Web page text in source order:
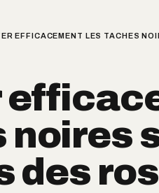
EFFICACEMENT LES TACHES
noires
des